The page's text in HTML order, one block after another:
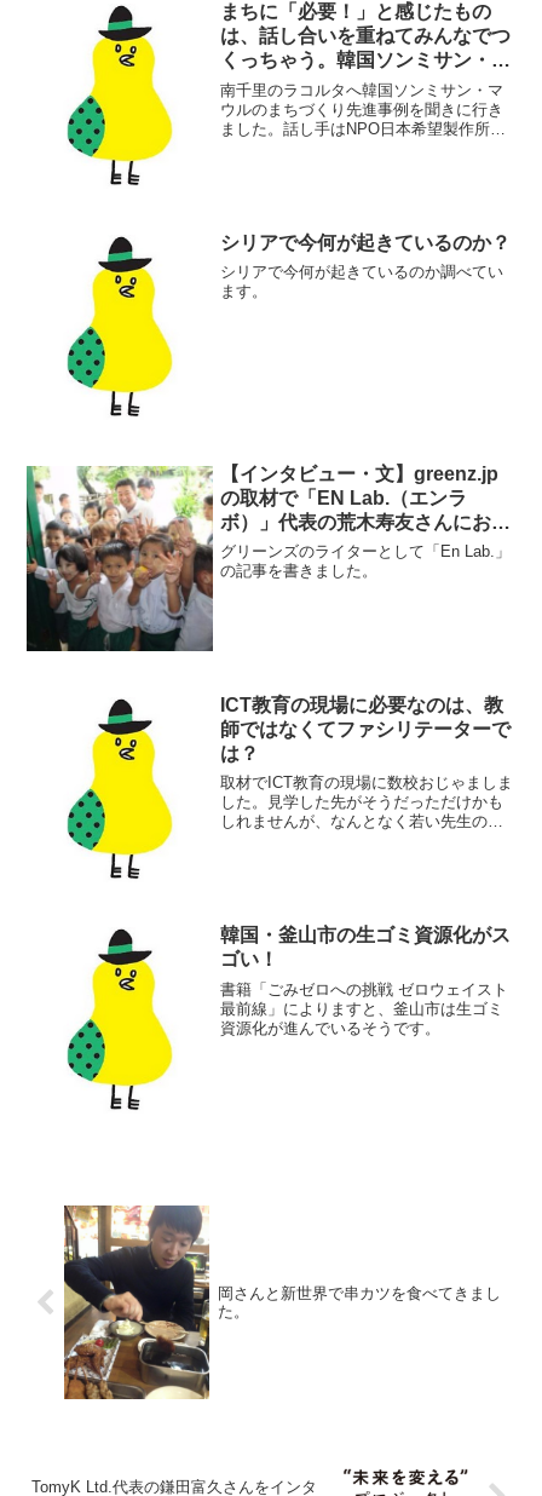
まちに「必要！」と感じたもの
は、話し合いを重ねてみんなでつ
くっちゃう。韓国ソンミサン・マ
ウルのまちづくり先進事例
南千里のラコルタへ韓国ソンミサン・マ
ウルのまちづくり先進事例を聞きに行き
ました。話し手はNPO日本希望製作所の
シリアで今何が起きているのか？
シリアで今何が起きているのか調べてい
ます。
【インタビュー・文】greenz.jp
の取材で「EN Lab.（エンラ
ボ）」代表の荒木寿友さんにお話
を聞きました。
グリーンズのライターとして「En Lab.」
の記事を書きました。
ICT教育の現場に必要なのは、教
師ではなくてファシリテーターで
は？
取材でICT教育の現場に数校おじゃましま
した。見学した先がそうだっただけかも
しれませんが、なんとなく若い先生のほ
韓国・釜山市の生ゴミ資源化がス
ゴい！
書籍「ごみゼロへの挑戦 ゼロウェイスト
最前線」によりますと、釜山市は生ゴミ
資源化が進んでいるそうです。
岡さんと新世界で串カツを食べてきまし
た。
TomyK Ltd.代表の鎌田富久さんをインタ